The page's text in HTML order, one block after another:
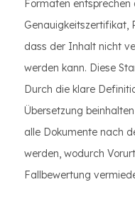
Formaten
Genauigkeitszertifikat,
dass der Inhalt nicht
werden kann. Diese
Durch die klare
Übersetzung
alle Dokumente nach
werden, wodurch
Fallbewertung